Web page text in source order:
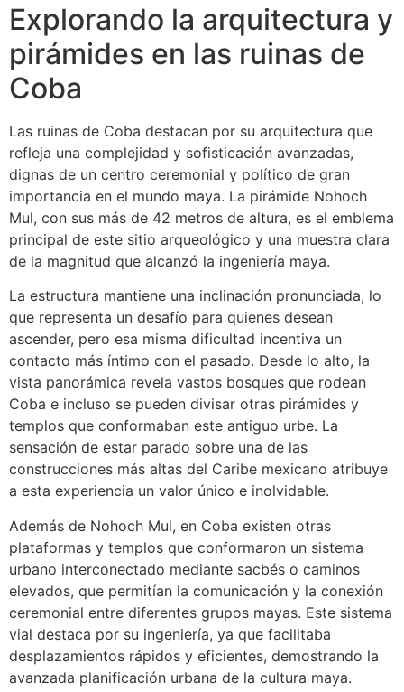
Explorando la arquitectura y
pirámides en las ruinas de
Coba
Las ruinas de Coba destacan por su arquitectura que
refleja una complejidad y sofisticación avanzadas,
dignas de un centro ceremonial y político de gran
importancia en el mundo maya. La pirámide Nohoch
Mul, con sus más de 42 metros de altura, es el emblema
principal de este sitio arqueológico y una muestra clara
de la magnitud que alcanzó la ingeniería maya.
La estructura mantiene una inclinación pronunciada, lo
que representa un desafío para quienes desean
ascender, pero esa misma dificultad incentiva un
contacto más íntimo con el pasado. Desde lo alto, la
vista panorámica revela vastos bosques que rodean
Coba e incluso se pueden divisar otras pirámides y
templos que conformaban este antiguo urbe. La
sensación de estar parado sobre una de las
construcciones más altas del Caribe mexicano atribuye
a esta experiencia un valor único e inolvidable.
Además de Nohoch Mul, en Coba existen otras
plataformas y templos que conformaron un sistema
urbano interconectado mediante sacbés o caminos
elevados, que permitían la comunicación y la conexión
ceremonial entre diferentes grupos mayas. Este sistema
vial destaca por su ingeniería, ya que facilitaba
desplazamientos rápidos y eficientes, demostrando la
avanzada planificación urbana de la cultura maya.